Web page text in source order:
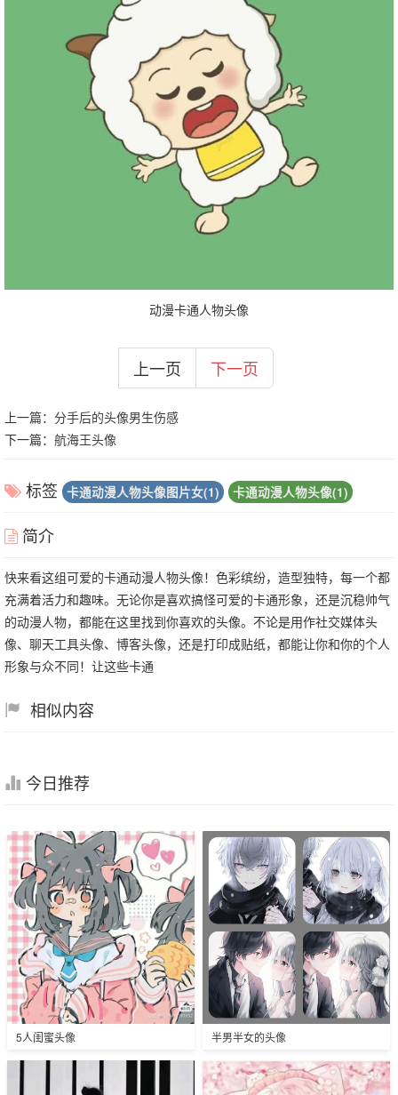
动漫卡通人物头像
上一页 下一页
上一篇： 分手后的头像男生伤感
下一篇： 航海王头像
标签 卡通动漫人物头像图片女(1) 卡通动漫人物头像(1)
简介
快来看这组可爱的卡通动漫人物头像！色彩缤纷，造型独特，每一个都
充满着活力和趣味。无论你是喜欢搞怪可爱的卡通形象，还是沉稳帅气
的动漫人物，都能在这里找到你喜欢的头像。不论是用作社交媒体头
像、聊天工具头像、博客头像，还是打印成贴纸，都能让你和你的个人
形象与众不同！让这些卡通
相似内容
今日推荐
5人闺蜜头像 半男半女的头像